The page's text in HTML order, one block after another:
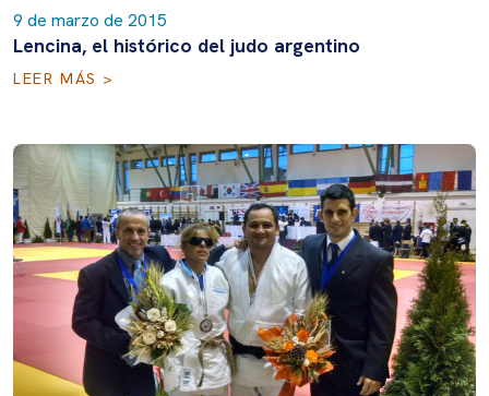
9 de marzo de 2015
Lencina, el histórico del judo argentino
LEER MÁS >